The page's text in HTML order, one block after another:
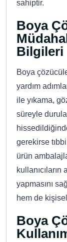
sahiptir.
Boya
Bilgileri
Boya
yardım
ile yıkama,
süreyle
gerekirse tıbbi
ürün
yapmasını
hem de
Boya